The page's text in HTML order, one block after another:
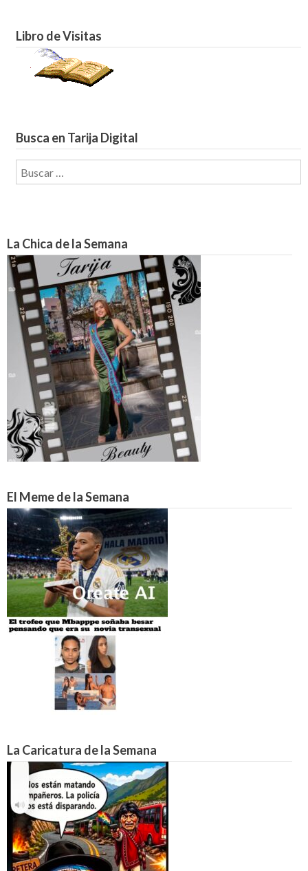
Libro de Visitas
Busca en Tarija Digital
Buscar:
La Chica de la Semana
El Meme de la Semana
La Caricatura de la Semana